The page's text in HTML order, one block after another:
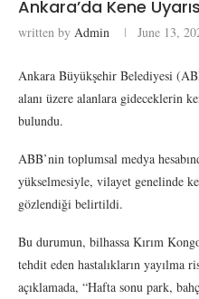
Ankara’da Kene
written by Admin June 13,
Ankara Büyükşehir Belediyesi
alanı üzere alanlara gideceklerin
bulundu.
ABB’nin toplumsal medya
yükselmesiyle, vilayet genelinde
gözlendiği belirtildi.
Bu durumun, bilhassa Kırım
tehdit eden hastalıkların yayılma
açıklamada, “Hafta sonu park,